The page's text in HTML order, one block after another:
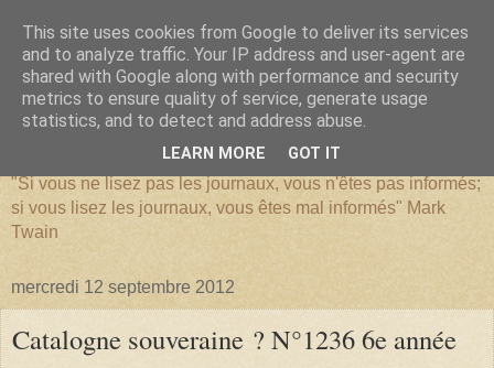
SERIATIM
"Si vous ne lisez pas les journaux, vous n'êtes pas informés;
si vous lisez les journaux, vous êtes mal informés" Mark
Twain
mercredi 12 septembre 2012
Catalogne souveraine ? N°1236 6e année
This site uses cookies from Google to deliver its services
and to analyze traffic. Your IP address and user-agent are
shared with Google along with performance and security
metrics to ensure quality of service, generate usage
statistics, and to detect and address abuse.
LEARN MORE GOT IT